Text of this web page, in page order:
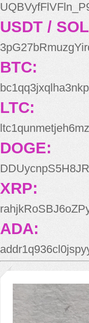
USDT /
BTC:
LTC:
DOGE:
XRP:
ADA: